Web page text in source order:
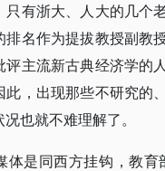
只有浙大、人大的几个
排名作为提拔教授副教
评主流新古典经济学的
此，出现那些不研究的
也就不难理解了。
体是同西方挂钩，教